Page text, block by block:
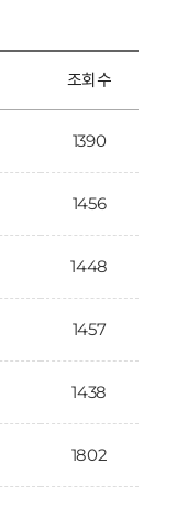
조회수
1390
1456
1448
1457
1438
1802